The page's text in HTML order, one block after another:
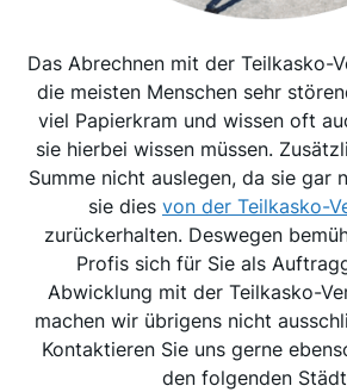
Das Abrechnen mit der Teilkasko-
die meisten Menschen sehr
viel Papierkram und wissen oft
sie hierbei wissen müssen.
Summe nicht auslegen, da sie gar
sie dies von der Teilkasko-
zurückerhalten. Deswegen
Profis sich für Sie als
Abwicklung mit der Teilkasko-
machen wir übrigens nicht
Kontaktieren Sie uns gerne
den folgenden